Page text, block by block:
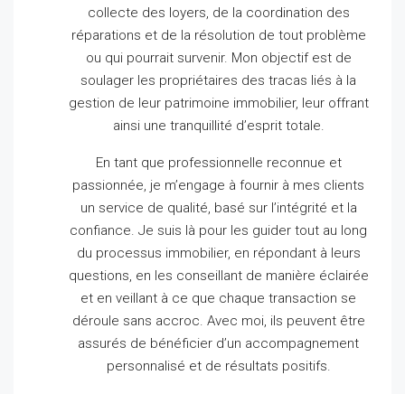
collecte des loyers, de la coordination des
réparations et de la résolution de tout problème
ou qui pourrait survenir. Mon objectif est de
soulager les propriétaires des tracas liés à la
gestion de leur patrimoine immobilier, leur offrant
ainsi une tranquillité d’esprit totale.
En tant que professionnelle reconnue et
passionnée, je m’engage à fournir à mes clients
un service de qualité, basé sur l’intégrité et la
confiance.Je suis là pour les guider tout au long
du processus immobilier, en répondant à leurs
questions, en les conseillant de manière éclairée
et en veillant à ce que chaque transaction se
déroule sans accroc. Avec moi, ils peuvent être
assurés de bénéficier d’un accompagnement
personnalisé et de résultats positifs.